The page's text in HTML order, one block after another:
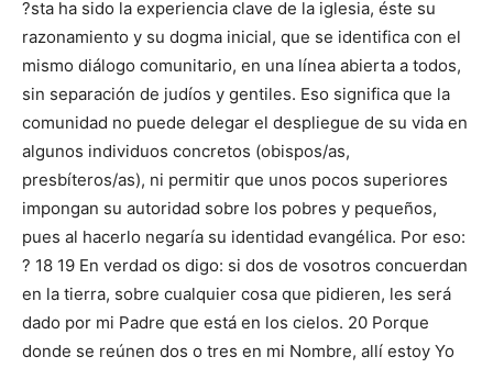
?sta ha sido la experiencia clave de la iglesia, éste su
razonamiento y su dogma inicial, que se identifica con el
mismo diálogo comunitario, en una línea abierta a todos,
sin separación de judíos y gentiles. Eso significa que la
comunidad no puede delegar el despliegue de su vida en
algunos individuos concretos (obispos/as,
presbíteros/as), ni permitir que unos pocos superiores
impongan su autoridad sobre los pobres y pequeños,
pues al hacerlo negaría su identidad evangélica. Por eso:
? 18 19 En verdad os digo: si dos de vosotros concuerdan
en la tierra, sobre cualquier cosa que pidieren, les será
dado por mi Padre que está en los cielos. 20 Porque
donde se reúnen dos o tres en mi Nombre, allí estoy Yo